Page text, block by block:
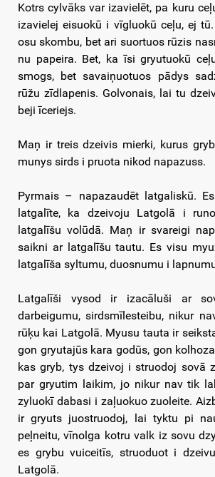
Kotrs cylvāks var izavielēt, pa kuru
izavielej eisuokū i vīgluokū ceļu, ej
osu skombu, bet ari suortuos rūzis
nu papeira. Bet, ka īsi gryutuokū
smogs, bet savaiņuotuos pādys
rūžu zīdlapenis. Golvonais, lai tu
beji īceriejs.
Maņ ir treis dzeivis mierki, kurus
munys sirds i pruota nikod napazuss.
Pyrmais – napazaudēt latgaliskū.
latgalīte, ka dzeivoju Latgolā i
latgalīšu volūdā. Maņ ir svareigi
saikni ar latgalīšu tautu. Es visu
latgalīša syltumu, duosnumu i
Latgalīši vysod ir izacāluši ar
darbeigumu, sirdsmīlesteibu, nikur
rūķu kai Latgolā. Myusu tauta ir
gon gryutajūs kara godūs, gon
kas gryb, tys dzeivoj i struodoj sovā
par gryutim laikim, jo nikur nav tik
zyluokī dabasi i zaļuokuo zuoleite.
ir gryuts juostruodoj, lai tyktu pi
peļneitu, vīnolga kotru valk iz sovu
es grybu vuiceitīs, struoduot i
Latgolā.